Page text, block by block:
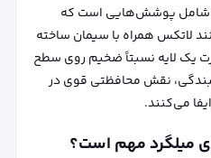
شامل پوشش‌هایی است که
لاتکس همراه با سیمان ساخته
یک لایه نسبتاً ضخیم روی سطح
نقش محافظتی قوی در
می‌کنند.
میلگرد مهم است؟